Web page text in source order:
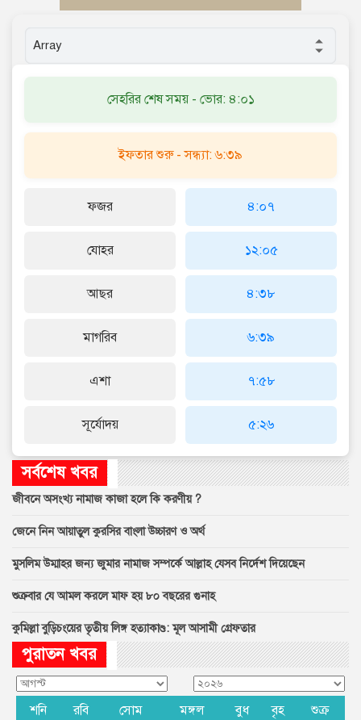
সেহরির শেষ সময় - ভোর: ৪:০১
ইফতার শুরু - সন্ধ্যা: ৬:৩৯
ফজর
যোহর
আছর
মাগরিব
এশা
সূর্যোদয়
৪:০৭
১২:০৫
৪:৩৮
৬:৩৯
৭:৫৮
৫:২৬
সর্বশেষ খবর
জীবনে অসংখ্য নামাজ কাজা হলে কি করণীয় ?
জেনে নিন আয়াতুল কুরসির বাংলা উচ্চারণ ও অর্থ
মুসলিম উম্মাহর জন্য জুমার নামাজ সম্পর্কে আল্লাহ যেসব নির্দেশ দিয়েছেন
শুক্রবার যে আমল করলে মাফ হয় ৮০ বছরের গুনাহ
কুমিল্লা বুড়িচংয়ের তৃতীয় লিঙ্গ হত্যাকাণ্ড: মূল আসামী গ্রেফতার
পুরাতন খবর
শনি রবি সোম মঙ্গল বুধ বৃহ শুক্র